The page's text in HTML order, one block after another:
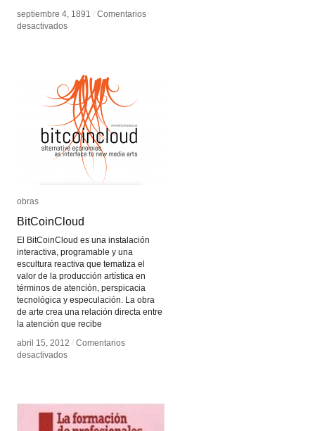
septiembre 4, 1891 / Comentarios
desactivadosen
septiembre 4, 1891 / Comentarios
desactivadosen
obras
BitCoinCloud
El BitCoinCloud es una instalación
interactiva, programable y una
escultura reactiva que tematiza el
valor de la producción artística en
términos de atención, perspicacia
tecnológica y especulación. La obra
de arte crea una relación directa entre
la atención que recibe
abril 15, 2012 / Comentarios
desactivadosen
obras
BitCoinCloud
abril 15, 2012 / Comentarios
desactivadosen